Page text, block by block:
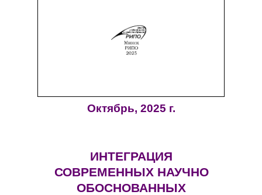
Октябрь, 2025 г.
ИНТЕГРАЦИЯ
СОВРЕМЕННЫХ НАУЧНО
ОБОСНОВАННЫХ